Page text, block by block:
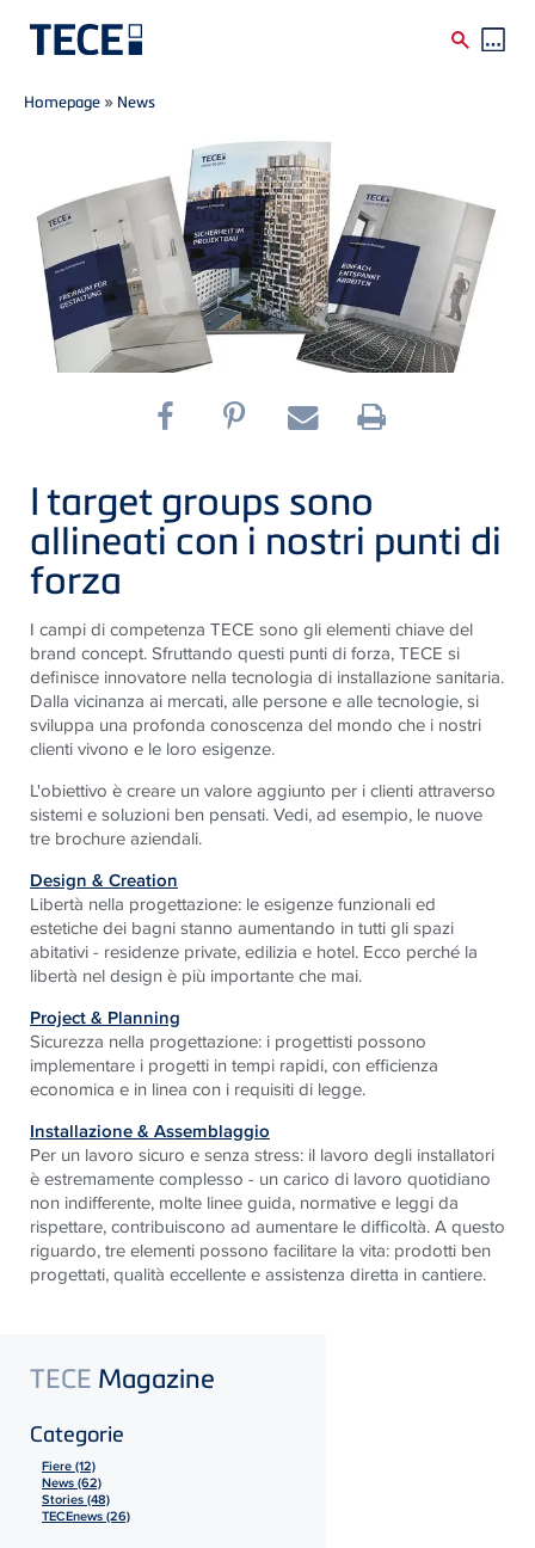
Skip to main content
Breadcrumb
Homepage » News
I target groups sono
allineati con i nostri punti di
forza
I campi di competenza TECE sono gli elementi chiave del
brand concept. Sfruttando questi punti di forza, TECE si
definisce innovatore nella tecnologia di installazione sanitaria.
Dalla vicinanza ai mercati, alle persone e alle tecnologie, si
sviluppa una profonda conoscenza del mondo che i nostri
clienti vivono e le loro esigenze.
L'obiettivo è creare un valore aggiunto per i clienti attraverso
sistemi e soluzioni ben pensati. Vedi, ad esempio, le nuove
tre brochure aziendali.
Design & Creation
Libertà nella progettazione: le esigenze funzionali ed
estetiche dei bagni stanno aumentando in tutti gli spazi
abitativi - residenze private, edilizia e hotel. Ecco perché la
libertà nel design è più importante che mai.
Project & Planning
Sicurezza nella progettazione: i progettisti possono
implementare i progetti in tempi rapidi, con efficienza
economica e in linea con i requisiti di legge.
Installazione & Assemblaggio
Per un lavoro sicuro e senza stress: il lavoro degli installatori
è estremamente complesso - un carico di lavoro quotidiano
non indifferente, molte linee guida, normative e leggi da
rispettare, contribuiscono ad aumentare le difficoltà. A questo
riguardo, tre elementi possono facilitare la vita: prodotti ben
progettati, qualità eccellente e assistenza diretta in cantiere.
TECE Magazine
Categorie
Fiere (12)
News (62)
Stories (48)
TECEnews (26)